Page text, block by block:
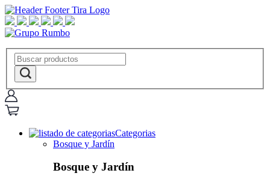
Categorias
Bosque y Jardín
Bosque y Jardín